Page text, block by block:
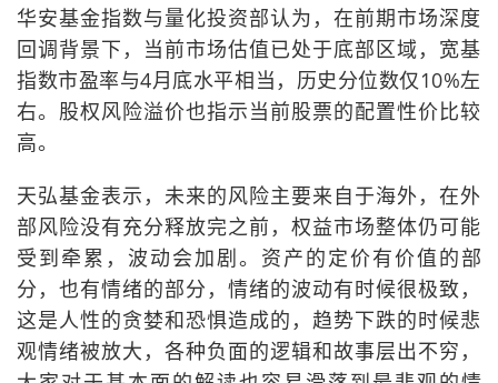
华安基金指数与量化投资部认为，在前期市场深度
回调背景下，当前市场估值已处于底部区域，宽基
指数市盈率与4月底水平相当，历史分位数仅10%左
右。股权风险溢价也指示当前股票的配置性价比较
高。
天弘基金表示，未来的风险主要来自于海外，在外
部风险没有充分释放完之前，权益市场整体仍可能
受到牵累，波动会加剧。资产的定价有价值的部
分，也有情绪的部分，情绪的波动有时候很极致，
这是人性的贪婪和恐惧造成的，趋势下跌的时候悲
观情绪被放大，各种负面的逻辑和故事层出不穷，